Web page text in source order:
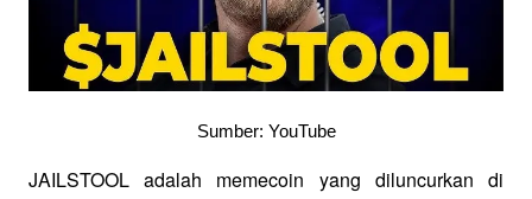
Sumber: YouTube
JAILSTOOL adalah memecoin yang diluncurkan di